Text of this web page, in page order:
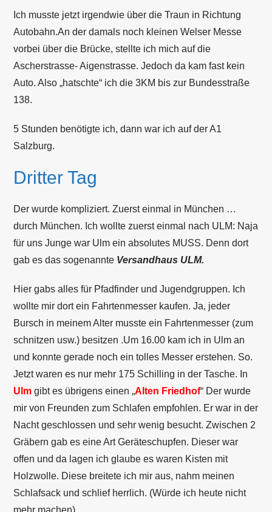
Ich musste jetzt irgendwie über die Traun in Richtung
Autobahn.An der damals noch kleinen Welser Messe
vorbei über die Brücke, stellte ich mich auf die
Ascherstrasse- Aigenstrasse. Jedoch da kam fast kein
Auto. Also „hatschte“ ich die 3KM bis zur Bundesstraße
138.
5 Stunden benötigte ich, dann war ich auf der A1
Salzburg.
Dritter Tag
Der wurde kompliziert. Zuerst einmal in München …
durch München. Ich wollte zuerst einmal nach ULM: Naja
für uns Junge war Ulm ein absolutes MUSS. Denn dort
gab es das sogenannte Versandhaus ULM.
Hier gabs alles für Pfadfinder und Jugendgruppen. Ich
wollte mir dort ein Fahrtenmesser kaufen. Ja, jeder
Bursch in meinem Alter musste ein Fahrtenmesser (zum
schnitzen usw.) besitzen .Um 16.00 kam ich in Ulm an
und konnte gerade noch ein tolles Messer erstehen. So.
Jetzt waren es nur mehr 175 Schilling in der Tasche. In
Ulm gibt es übrigens einen „Alten Friedhof“ Der wurde
mir von Freunden zum Schlafen empfohlen. Er war in der
Nacht geschlossen und sehr wenig besucht. Zwischen 2
Gräbern gab es eine Art Geräteschupfen. Dieser war
offen und da lagen ich glaube es waren Kisten mit
Holzwolle. Diese breitete ich mir aus, nahm meinen
Schlafsack und schlief herrlich. (Würde ich heute nicht